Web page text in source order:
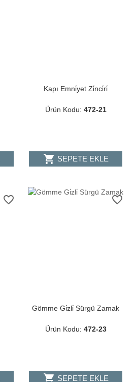
Kapı Emni̇yet Zi̇nci̇ri̇
Ürün Kodu: 472-21
shopping_cart SEPETE EKLE
favorite_border favorite_border
Gömme Gi̇zli̇ Sürgü Zamak
Ürün Kodu: 472-23
shopping_cart SEPETE EKLE